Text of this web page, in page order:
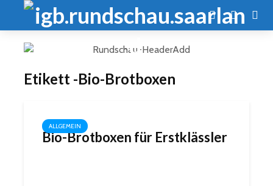
Etikett -Bio-Brotboxen
ALLGEMEIN
Bio-Brotboxen für Erstklässler